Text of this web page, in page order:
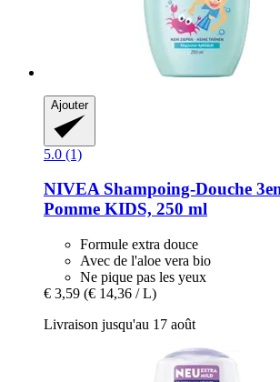
Ajouter
5.0 (1)
NIVEAShampoing-​Douche
Pomme KIDS, 250 ml
Formule extra douce
Avec de l'aloe vera bio
Ne pique pas les yeux
€ 3,59 (€ 14,36 / L)
Livraison jusqu'au 17 août